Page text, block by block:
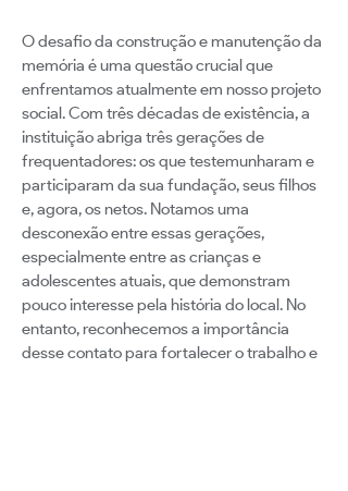
O desafio da construção e manutenção da
memória é uma questão crucial que
enfrentamos atualmente em nosso projeto
social. Com três décadas de existência, a
instituição abriga três gerações de
frequentadores: os que testemunharam e
participaram da sua fundação, seus filhos
e, agora, os netos. Notamos uma
desconexão entre essas gerações,
especialmente entre as crianças e
adolescentes atuais, que demonstram
pouco interesse pela história do local. No
entanto, reconhecemos a importância
desse contato para fortalecer o trabalho e